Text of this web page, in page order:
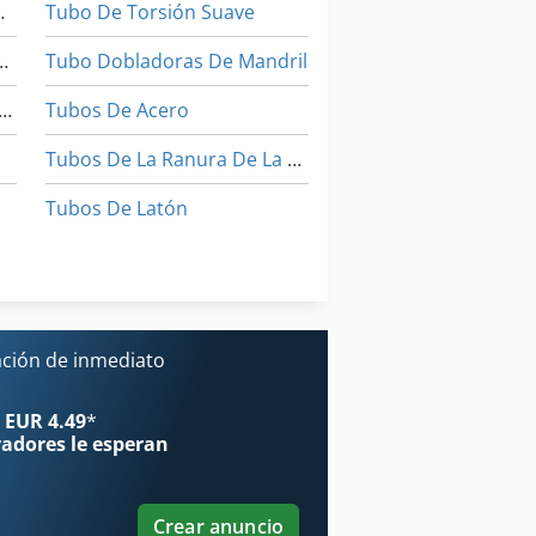
Tubos
De Tubos
Máquinas Dobladoras De Tubo
Tubo De Torsión Suave
Tubo Dobladoras De Mandril
Tubos De Acero
Tubos De La Ranura De La Bobina
Tubos De Latón
de inmediato
4.49*
le esperan
Crear anuncio